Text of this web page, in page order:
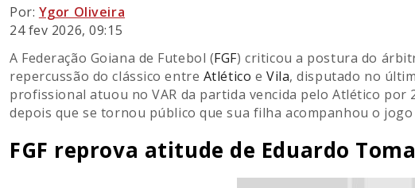
Por: Ygor Oliveira
24 fev 2026, 09:15
A Federação Goiana de Futebol (FGF) criticou a postura do
repercussão do clássico entre Atlético e Vila, disputado no
profissional atuou no VAR da partida vencida pelo Atlético por
depois que se tornou público que sua filha acompanhou o
FGF reprova atitude de Eduardo